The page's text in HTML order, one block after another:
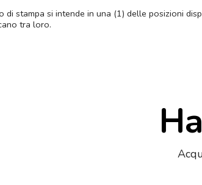
di stampa si intende in una (1) delle posizioni
tra loro.